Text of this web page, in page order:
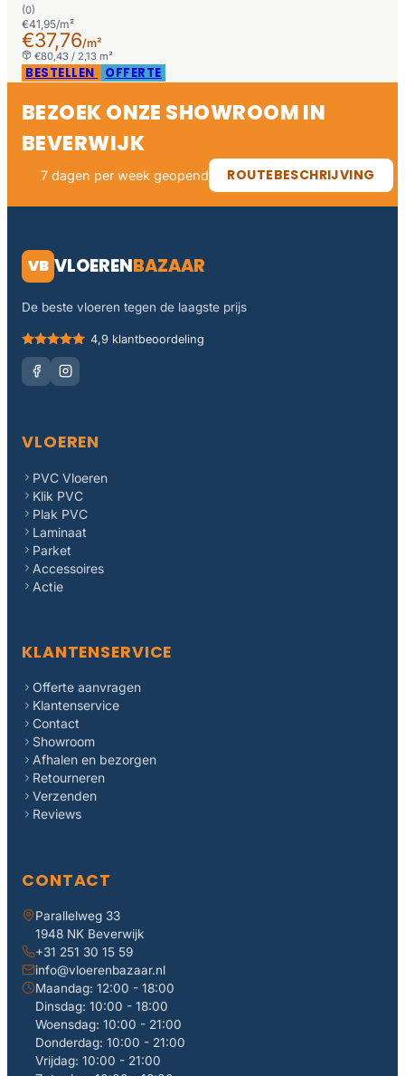
(0)
€41,95/m²
€37,76/m²
€80,43 / 2,13 m²
BESTELLEN OFFERTE
BEZOEK ONZE SHOWROOM IN
BEVERWIJK
7 dagen per week geopend ROUTEBESCHRIJVING
VB VLOERENBAZAAR
De beste vloeren tegen de laagste prijs
4,9 klantbeoordeling
VLOEREN
PVC Vloeren
Klik PVC
Plak PVC
Laminaat
Parket
Accessoires
Actie
KLANTENSERVICE
Offerte aanvragen
Klantenservice
Contact
Showroom
Afhalen en bezorgen
Retourneren
Verzenden
Reviews
CONTACT
Parallelweg 33
1948 NK Beverwijk
+31 251 30 15 59
info@vloerenbazaar.nl
Maandag: 12:00 - 18:00
Dinsdag: 10:00 - 18:00
Woensdag: 10:00 - 21:00
Donderdag: 10:00 - 21:00
Vrijdag: 10:00 - 21:00